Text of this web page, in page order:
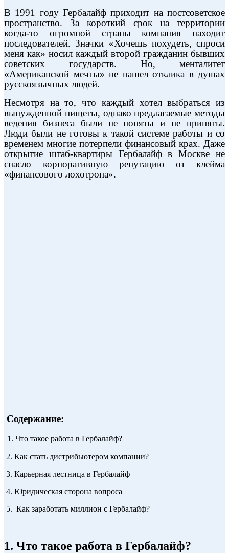
В 1991 году Гербалайф приходит на постсоветское
пространство. За короткий срок на территории
когда-то огромной страны компания находит
последователей. Значки «Хочешь похудеть, спроси
меня как» носил каждый второй гражданин бывших
советских государств. Но, менталитет
«Американской мечты» не нашел отклика в душах
русскоязычных людей.
Несмотря на то, что каждый хотел выбраться из
вынужденной нищеты, однако предлагаемые методы
ведения бизнеса были не поняты и не приняты.
Люди были не готовы к такой системе работы и со
временем многие потерпели финансовый крах. Даже
открытие штаб-квартиры Гербалайф в Москве не
спасло корпоративную репутацию от клейма
«финансового лохотрона».
Содержание:
1. Что такое работа в Гербалайф?
2. Как стать дистрибьютером компании?
3. Карьерная лестница в Гербалайф
4. Юридическая сторона вопроса
5. Как заработать миллион с Гербалайф?
1. Что такое работа в Гербалайф?